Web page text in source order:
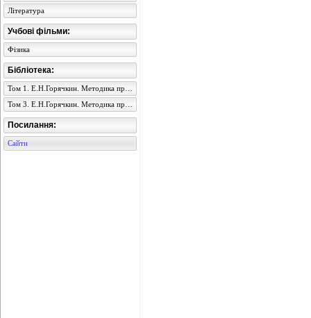
Література
Учбові фільми:
Фізика
Бібліотека:
Посилання:
Сайти